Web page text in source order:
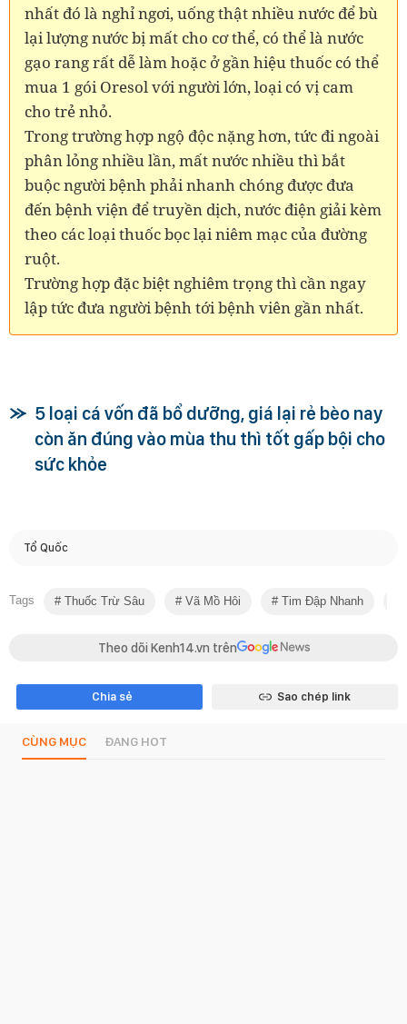
nhất đó là nghỉ ngơi, uống thật nhiều nước để bù
lại lượng nước bị mất cho cơ thể, có thể là nước
gạo rang rất dễ làm hoặc ở gần hiệu thuốc có thể
mua 1 gói Oresol với người lớn, loại có vị cam
cho trẻ nhỏ.
Trong trường hợp ngộ độc nặng hơn, tức đi ngoài
phân lỏng nhiều lần, mất nước nhiều thì bắt
buộc người bệnh phải nhanh chóng được đưa
đến bệnh viện để truyền dịch, nước điện giải kèm
theo các loại thuốc bọc lại niêm mạc của đường
ruột.
Trường hợp đặc biệt nghiêm trọng thì cần ngay
lập tức đưa người bệnh tới bệnh viên gần nhất.
5 loại cá vốn đã bổ dưỡng, giá lại rẻ bèo nay
còn ăn đúng vào mùa thu thì tốt gấp bội cho
sức khỏe
Tổ Quốc
Tags Thuốc Trừ Sâu Vã Mồ Hôi Tim Đập Nhanh
Theo dõi Kenh14.vn trên
Chia sẻ Sao chép link
CÙNG MỤC ĐANG HOT